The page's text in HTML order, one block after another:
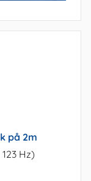
på 2m
Hz)